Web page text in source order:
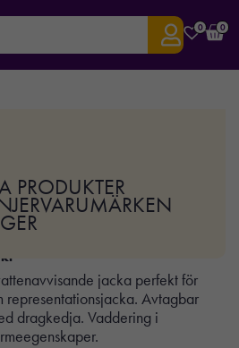
0 0
PRODUKTER
VARUMÄRKEN
W
Jacket W
kr
jacka perfekt för
representationsjacka. Avtagbar
dragkedja. Vaddering i